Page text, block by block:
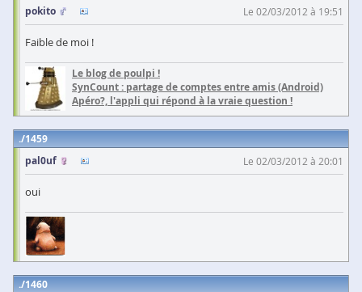
pokito Le 02/03/2012 à 19:51
Faible de moi !
Le blog de poulpi !
SynCount : partage de comptes entre amis (Android)
Apéro?, l'appli qui répond à la vraie question !
1459
pal0uf
Le 02/03/2012 à 20:01
oui
1460